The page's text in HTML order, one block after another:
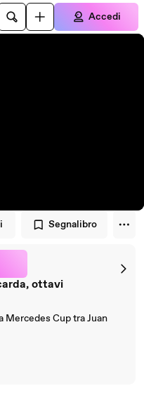
Accedi
Segnalibro
ottavi
Mercedes Cup tra Juan